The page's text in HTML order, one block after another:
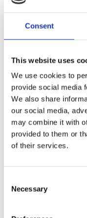
Consent
This website uses
We use cookies to
provide social media
We also share
our social media,
may combine it with
provided to them or
of their services.
Necessary
Spoke set 21",
Stainless
2 575